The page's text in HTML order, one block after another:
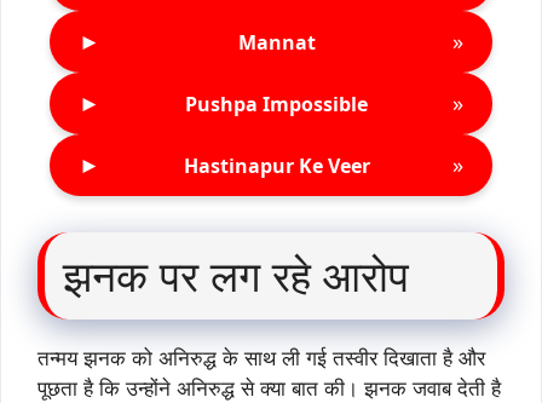
► Mannat »
► Pushpa Impossible »
► Hastinapur Ke Veer »
झनक पर लग रहे आरोप
तन्मय झनक को अनिरुद्ध के साथ ली गई तस्वीर दिखाता है और
पूछता है कि उन्होंने अनिरुद्ध से क्या बात की। झनक जवाब देती है